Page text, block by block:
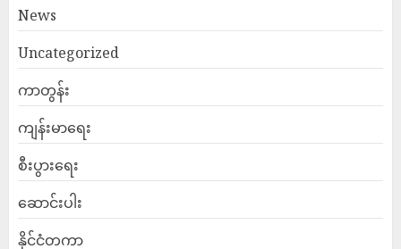
News
Uncategorized
ကာတွန်း
ကျန်းမာရေး
စီးပွားရေး
ဆောင်းပါး
နိုင်ငံတကာ